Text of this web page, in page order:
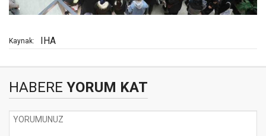
Kaynak: IHA
HABERE YORUM KAT